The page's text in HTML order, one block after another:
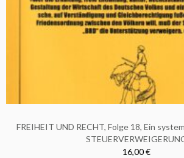
FREIHEIT UND RECHT, Folge 18, Ein
16,00 €